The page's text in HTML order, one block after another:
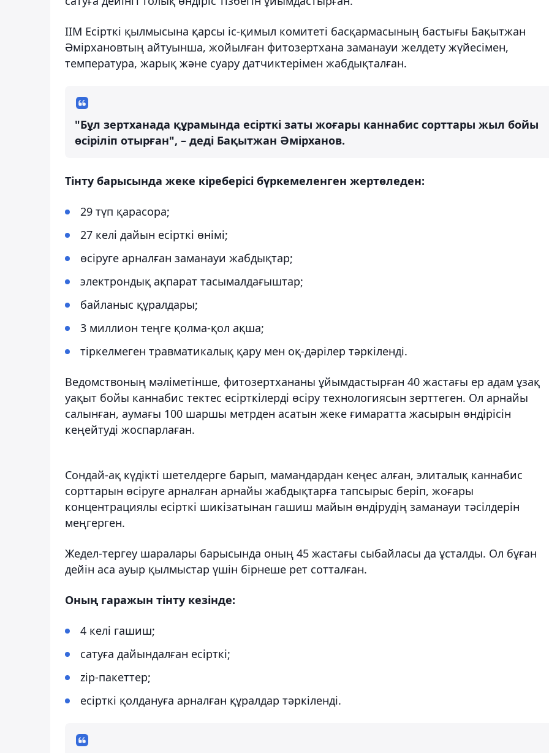
ІІМ Есірткі қылмысына қарсы іс-қимыл комитеті басқармасының бастығы Бақытжан
Әмірхановтың айтуынша, жойылған фитозертхана заманауи желдету жүйесімен,
температура, жарық және суару датчиктерімен жабдықталған.
"Бұл зертханада құрамында есірткі заты жоғары каннабис сорттары жыл бойы
өсіріліп отырған", – деді Бақытжан Әмірханов.
Тінту барысында жеке кіреберісі бүркемеленген жертөледен:
29 түп қарасора;
27 келі дайын есірткі өнімі;
өсіруге арналған заманауи жабдықтар;
электрондық ақпарат тасымалдағыштар;
байланыс құралдары;
3 миллион теңге қолма-қол ақша;
тіркелмеген травматикалық қару мен оқ-дәрілер тәркіленді.
Ведомствоның мәліметінше, фитозертхананы ұйымдастырған 40 жастағы ер адам ұзақ
уақыт бойы каннабис тектес есірткілерді өсіру технологиясын зерттеген. Ол арнайы
салынған, аумағы 100 шаршы метрден асатын жеке ғимаратта жасырын өндірісін
кеңейтуді жоспарлаған.
Сондай-ақ күдікті шетелдерге барып, мамандардан кеңес алған, элиталық каннабис
сорттарын өсіруге арналған арнайы жабдықтарға тапсырыс беріп, жоғары
концентрациялы есірткі шикізатынан гашиш майын өндірудің заманауи тәсілдерін
меңгерген.
Жедел-тергеу шаралары барысында оның 45 жастағы сыбайласы да ұсталды. Ол бұған
дейін аса ауыр қылмыстар үшін бірнеше рет сотталған.
Оның гаражын тінту кезінде:
4 келі гашиш;
сатуға дайындалған есірткі;
zip-пакеттер;
есірткі қолдануға арналған құралдар тәркіленді.